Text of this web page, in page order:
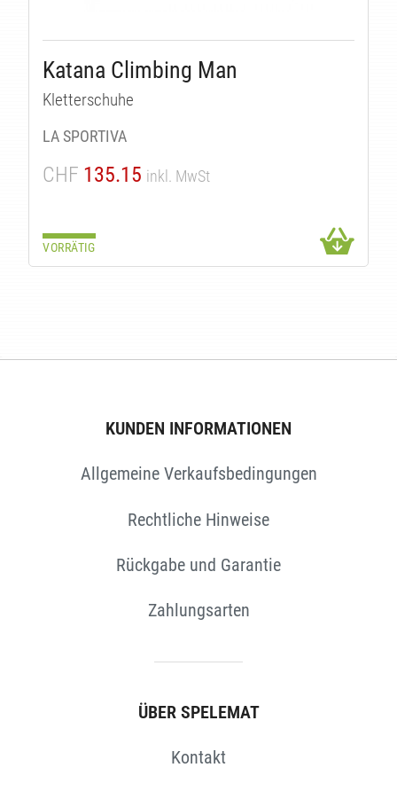
Katana Climbing Man
Kletterschuhe
LA SPORTIVA
CHF 135.15 inkl. MwSt
VORRÄTIG
KUNDEN INFORMATIONEN
Allgemeine Verkaufsbedingungen
Rechtliche Hinweise
Rückgabe und Garantie
Zahlungsarten
ÜBER SPELEMAT
Kontakt